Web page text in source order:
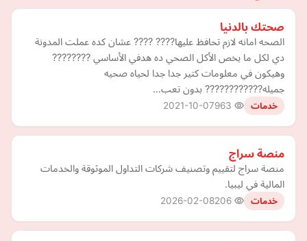
صحتك بالدنيا
الصحه امانه لازم تحافظ عليها???? ???? عشان كده عملت المدونة
دي لكل ما يخص الأكل الصحي ده هدفي الأساسي ????????
وهيكون في معلومات كتير جدا جدا لحياه صحيه
جميله???????????? بدون تعب…
خدمات 2021-10-07
منصة سراج
منصة سراج لتقييم وتصنيف شركات التداول الموثوقة والخدمات
المالية في ليبيا.
خدمات 2026-02-08